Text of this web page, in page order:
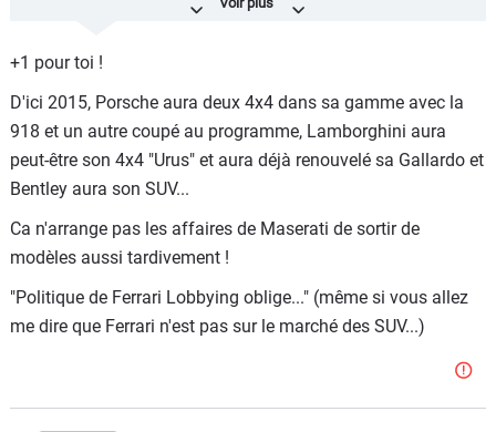
berline située en dessous de la Quattroporte et un SUV,
vente d'un Cayenne.
50 000 voitures c'est atteignable ... mais en 2015 ils vont
peut être être "un peu juste", va falloir qu'ils se bougent à
lancer les nouveaux modèles, et on sait tous qu'en matière
de nouveaux modèles généralement le Groupe Fiat n'est
pas du genre ponctuel...
+1 pour toi !
D'ici 2015, Porsche aura deux 4x4 dans sa gamme avec la
918 et un autre coupé au programme, Lamborghini aura
peut-être son 4x4 "Urus" et aura déjà renouvelé sa Gallardo et
Bentley aura son SUV...
Ca n'arrange pas les affaires de Maserati de sortir de
modèles aussi tardivement !
"Politique de Ferrari Lobbying oblige..." (même si vous allez
me dire que Ferrari n'est pas sur le marché des SUV...)